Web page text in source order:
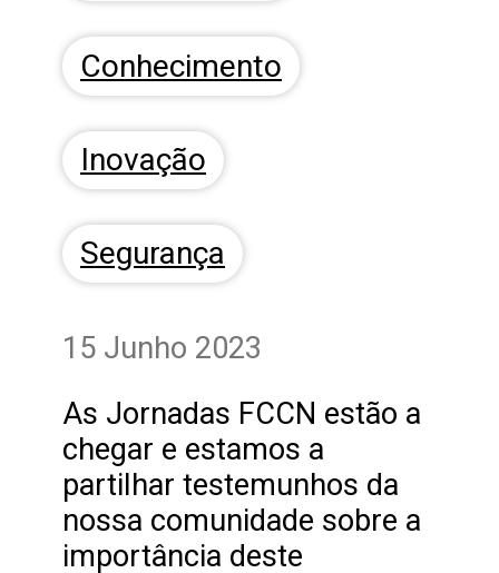
Conhecimento
Inovação
Segurança
15 Junho 2023
As Jornadas FCCN estão a
chegar e estamos a
partilhar testemunhos da
nossa comunidade sobre a
importância deste